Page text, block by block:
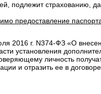
подлежит страхованию,
предоставление
2016 г. N374-ФЗ «О
установления
личность
и отразить ее в